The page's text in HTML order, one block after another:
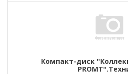
Компакт-диск